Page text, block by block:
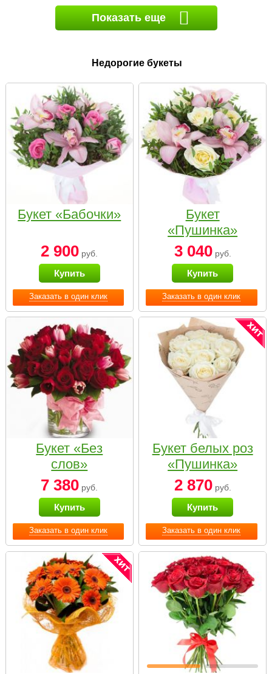
Показать еще
Недорогие букеты
Заказать в один клик
Букет «Бабочки»
2 900 руб.
Купить
Заказать в один клик
Букет
«Пушинка»
3 040руб.
Купить
Заказать в один клик
Букет «Без
слов»
7 380 руб.
Купить
Заказать в один клик
Букет белых роз
«Пушинка»
2 870руб.
Купить